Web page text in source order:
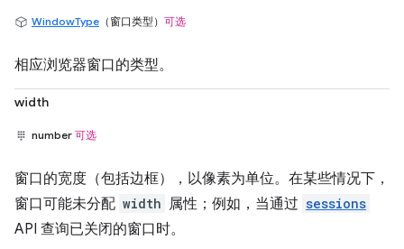
WindowType （窗口类型） 可选
相应浏览器窗口的类型。
width
number 可选
窗口的宽度（包括边框），以像素为单位。在某些情况下，
窗口可能未分配 width 属性；例如，当通过 sessions
API 查询已关闭的窗口时。